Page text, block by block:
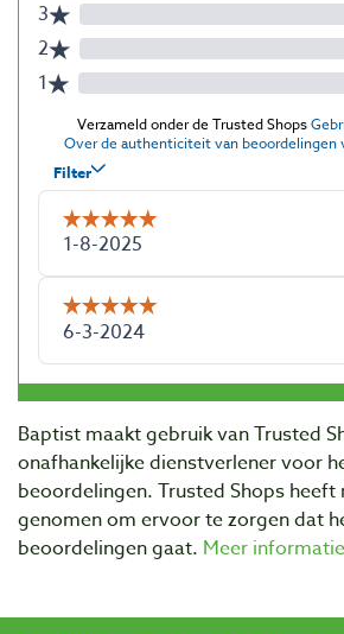
Baptist maakt gebruik van Trusted
onafhankelijke dienstverlener voor
beoordelingen. Trusted Shops heeft
genomen om ervoor te zorgen dat
beoordelingen gaat. Meer informatie